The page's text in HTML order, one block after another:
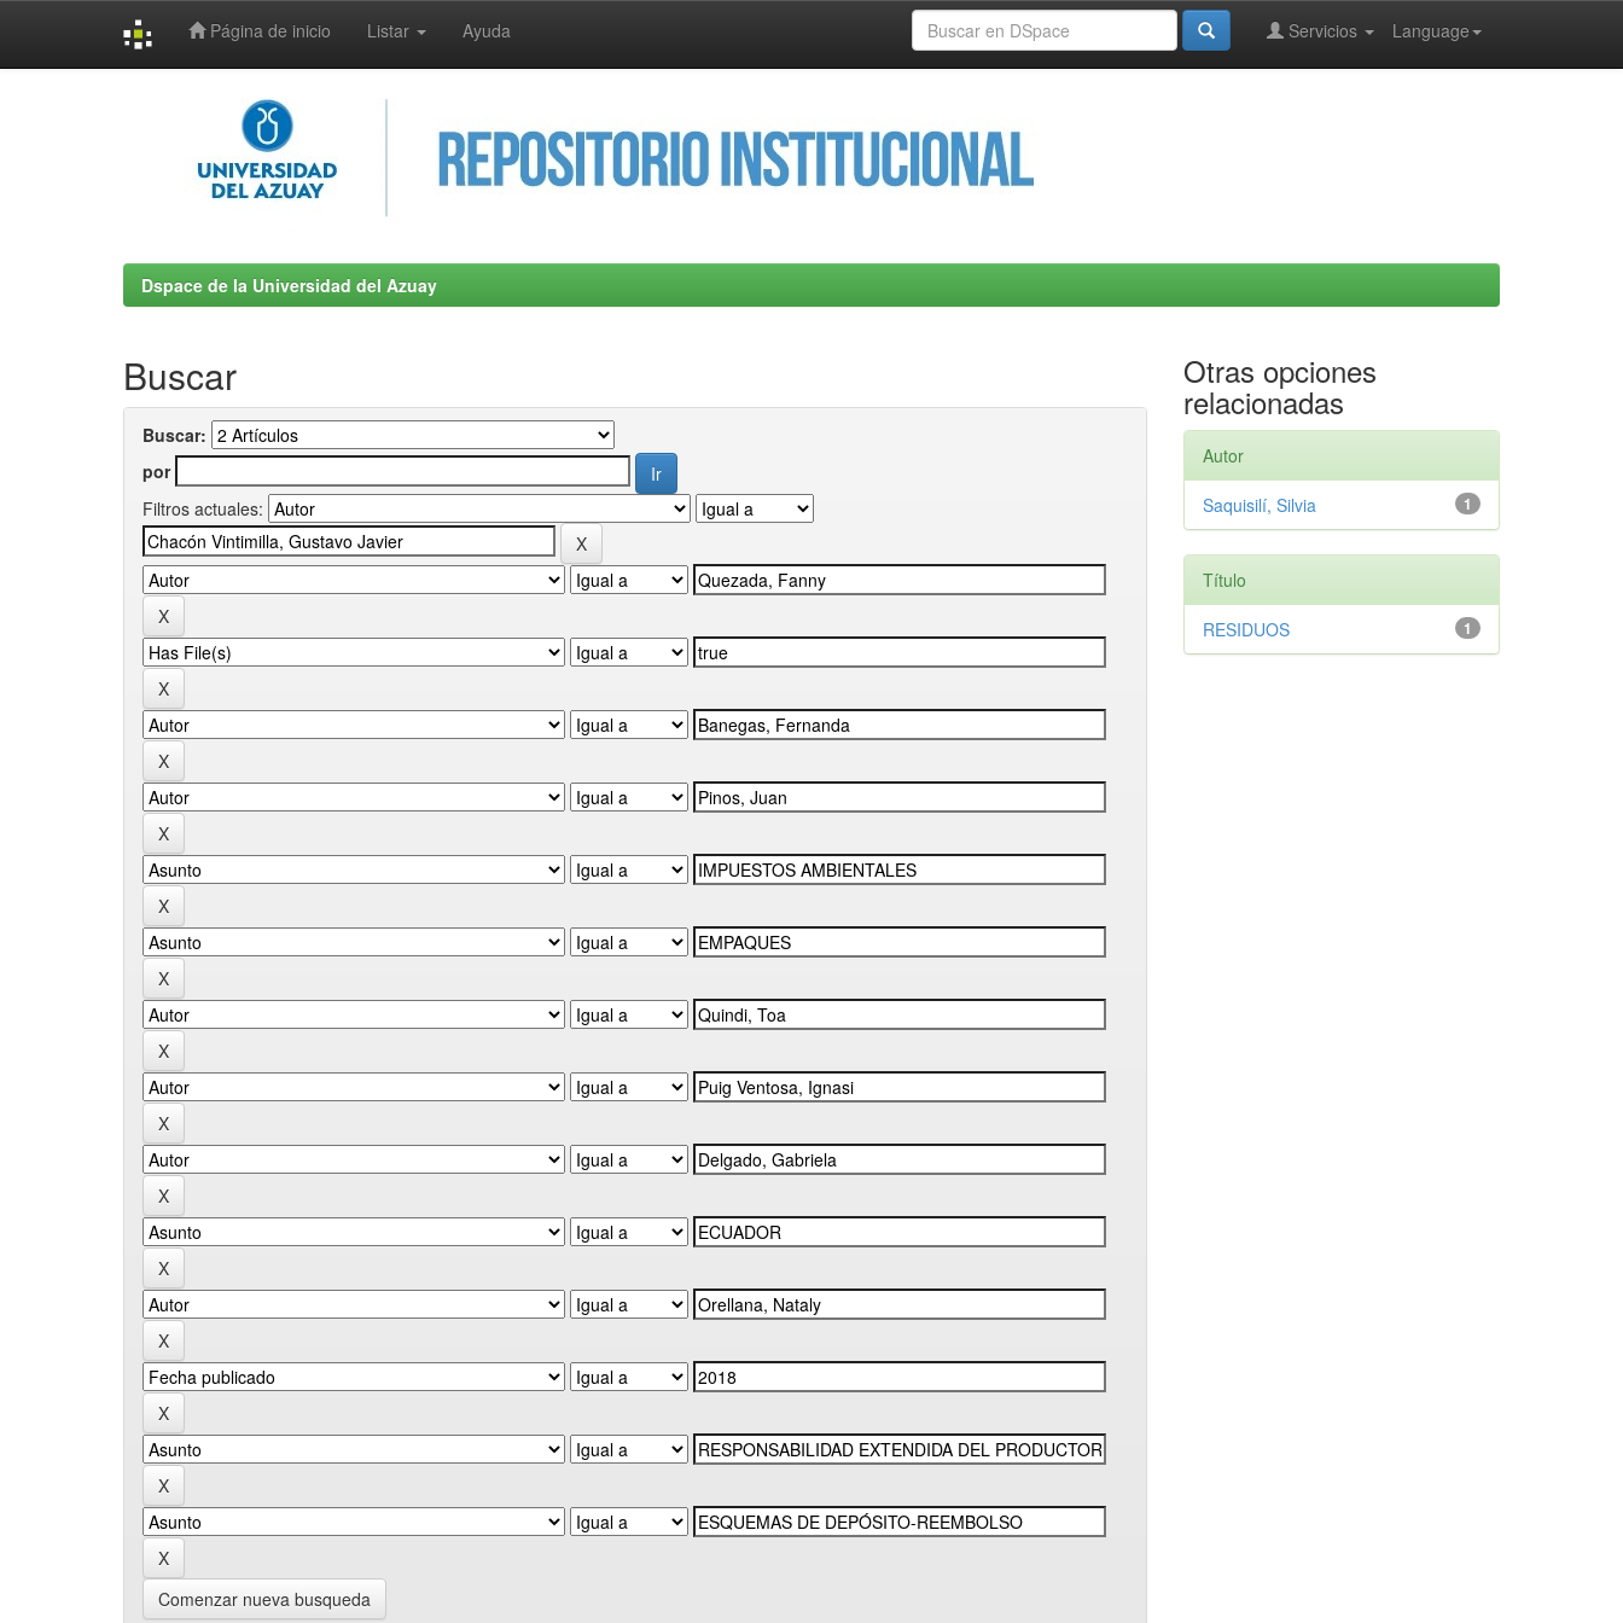
Página de inicio Listar Ayuda Language
Servicios
Dspace de la Universidad del Azuay
Buscar
Buscar:
por
Filtros actuales:
Comenzar nueva busqueda
Otras opciones
relacionadas
Autor
1
Saquisilí, Silvia
Título
1
RESIDUOS